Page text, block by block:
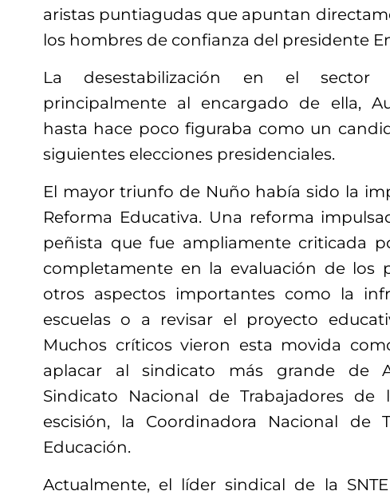
aristas puntiagudas que apuntan
los hombres de confianza del presidente
La desestabilización en el sector
principalmente al encargado de ella,
hasta hace poco figuraba como un
siguientes elecciones presidenciales.
El mayor triunfo de Nuño había sido la
Reforma Educativa. Una reforma
peñista que fue ampliamente criticada
completamente en la evaluación de los
otros aspectos importantes como la
escuelas o a revisar el proyecto
Muchos críticos vieron esta movida
aplacar al sindicato más grande de
Sindicato Nacional de Trabajadores de
escisión, la Coordinadora Nacional de
Educación.
Actualmente, el líder sindical de la